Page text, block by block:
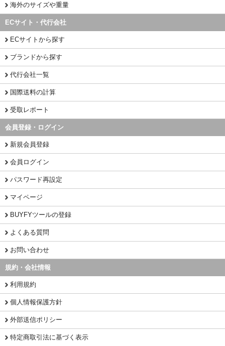
海外のサイズや重量
ECサイト・代行会社
ECサイトから探す
ブランドから探す
代行会社一覧
国際送料の計算
受取レポート
会員登録・ログイン
新規会員登録
会員ログイン
パスワード再設定
マイページ
BUYFYツールの登録
よくある質問
お問い合わせ
規約・会社情報
利用規約
個人情報保護方針
外部送信ポリシー
特定商取引法に基づく表示